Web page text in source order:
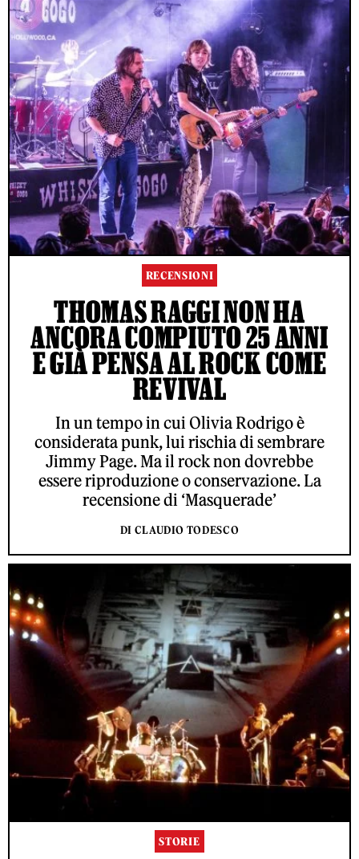
RECENSIONI
THOMAS RAGGI NON HA
ANCORA COMPIUTO 25 ANNI
E GIÀ PENSA AL ROCK COME
REVIVAL
In un tempo in cui Olivia Rodrigo è
considerata punk, lui rischia di sembrare
Jimmy Page. Ma il rock non dovrebbe
essere riproduzione o conservazione. La
recensione di ‘Masquerade’
DI CLAUDIO TODESCO
STORIE